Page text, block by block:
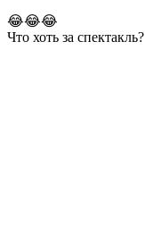
😂😂😂
Что хоть за спектакль?